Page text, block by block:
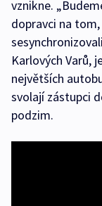
vznikne.
dopravci na
Karlových Varů,
největších
svolají zástupci
podzim.